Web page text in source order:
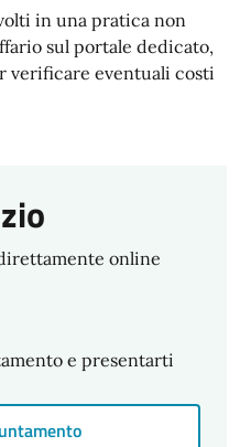
in una pratica non
sul portale dedicato,
verificare eventuali costi
online
e presentarti